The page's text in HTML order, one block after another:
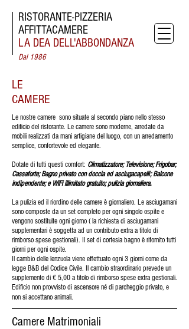
RISTORANTE-PIZZERIA
AFFITTACAMERE
LA DEA DELL'ABBONDANZA
Dal 1986
LE
CAMERE
Le nostre camere sono situate al secondo piano nello stesso
edificio del ristorante. Le camere sono moderne, arredate da
mobili realizzati da mani artigiane del luogo, con un arredamento
semplice, confortevole ed elegante.
Dotate di tutti questi comfort: Climatizzatore; Televisione; Frigobar;
Cassaforte; Bagno privato con doccia ed asciugacapelli; Balcone
indipendente; e WiFi illimitato gratuito; pulizia giornaliera.
La pulizia ed il riordino delle camere è giornaliero. Le asciugamani
sono composte da un set completo per ogni singolo ospite e
vengono sostituite ogni giorno ( la richiesta di asciugamani
supplementari è soggetta ad un contributo extra a titolo di
rimborso spese gestionali). Il set di cortesia bagno è rifornito tutti
giorni per ogni ospite.
Il cambio delle lenzuola viene effettuato ogni 3 giorni come da
legge B&B del Codice Civile. Il cambio straordinario prevede un
supplemento di € 5,00 a titolo di rimborso spese extra gestionali.
Edificio non provvisto di ascensore né di parcheggio privato, e
non si accettano animali.
Camere Matrimoniali